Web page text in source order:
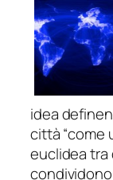
idea
città “come
euclidea tra